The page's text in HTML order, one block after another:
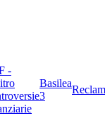
-
Basilea
3